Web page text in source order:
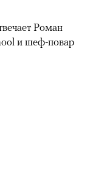
Роман
и шеф-повар